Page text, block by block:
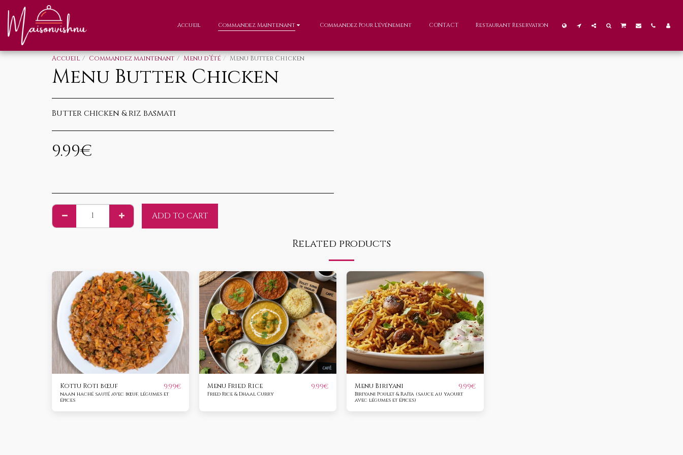
Accueil Commandez Maintenant Commandez Pour L'événement CONTACT Restaurant Reservation
Accueil Commandez maintenant Menu d’Été Menu Butter Chicken
Menu Butter Chicken
Butter chicken & riz basmati
9.99€
ADD TO CART
Related products
Kottu Roti bœuf 9.99€
naan haché sauté avec bœuf, légumes et
épices
Menu Fried Rice 9.99€
Fried Rice & Dhaal Curry
Menu Biriyani 9.99€
Biriyani Poulet & Raïta (sauce au yaourt
avec légumes et épices)